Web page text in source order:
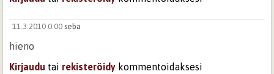
11.3.2010 0:00 seba
hieno
Kirjaudu tai rekisteröidy kommentoidaksesi